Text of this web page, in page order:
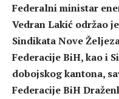
Federalni ministar
Vedran Lakić održao
Sindikata Nove
Federacije BiH, kao i
dobojskog kantona,
Federacije BiH